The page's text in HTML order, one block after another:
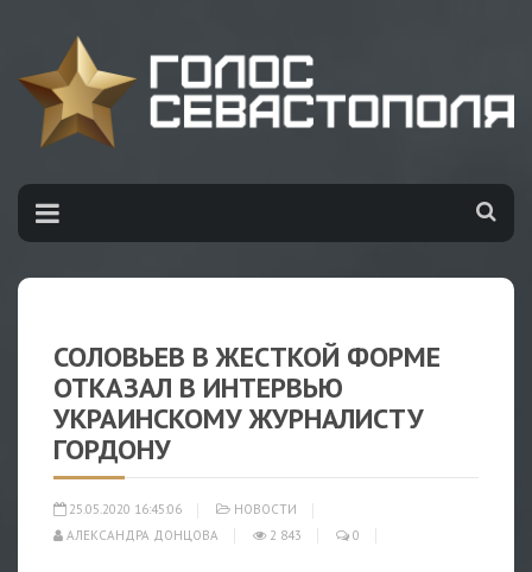
СОЛОВЬЕВ В ЖЕСТКОЙ ФОРМЕ
ОТКАЗАЛ В ИНТЕРВЬЮ
УКРАИНСКОМУ ЖУРНАЛИСТУ
ГОРДОНУ
25.05.2020 16:45:06
НОВОСТИ
АЛЕКСАНДРА ДОНЦОВА
2 843 0